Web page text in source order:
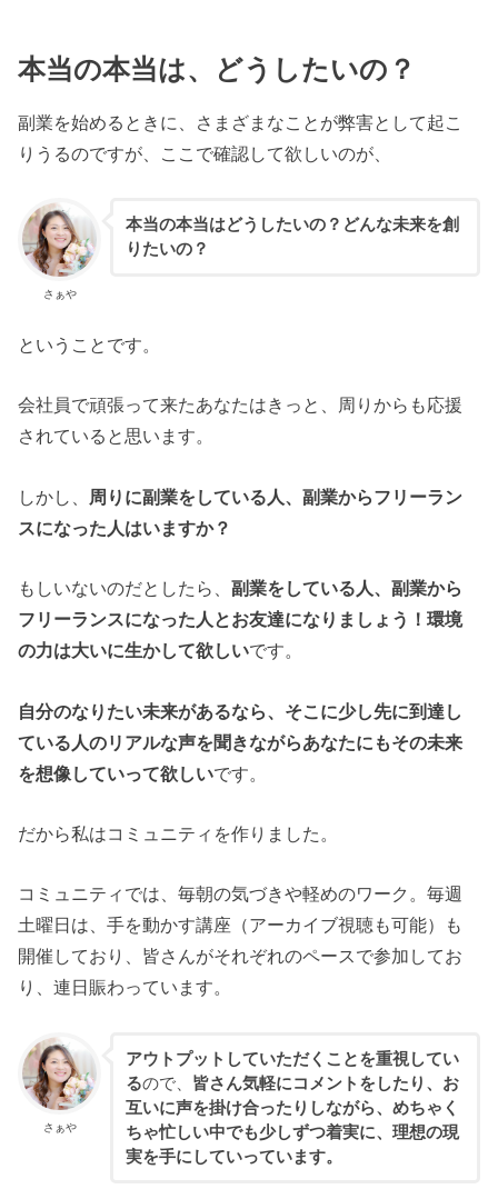
本当の本当は、どうしたいの？
副業を始めるときに、さまざまなことが弊害として起こ
りうるのですが、ここで確認して欲しいのが、
さぁや
本当の本当はどうしたいの？どんな未来を創
りたいの？
ということです。
会社員で頑張って来たあなたはきっと、周りからも応援
されていると思います。
しかし、 周りに副業をしている人、副業からフリーラン
スになった人はいますか？
もしいないのだとしたら、副業をしている人、副業から
フリーランスになった人とお友達になりましょう！環境
の力は大いに生かして欲しいです。
自分のなりたい未来があるなら、そこに少し先に到達し
ている人のリアルな声を聞きながらあなたにもその未来
を想像していって欲しいです。
だから私はコミュニティを作りました。
コミュニティでは、毎朝の気づきや軽めのワーク。毎週
土曜日は、手を動かす講座（アーカイブ視聴も可能）も
開催しており、皆さんがそれぞれのペースで参加してお
り、連日賑わっています。
さぁや
アウトプットしていただくことを重視してい
るので、 皆さん気軽にコメントをしたり、お
互いに声を掛け合ったりしながら、めちゃく
ちゃ忙しい中でも少しずつ着実に、理想の現
実を手にしていっています。